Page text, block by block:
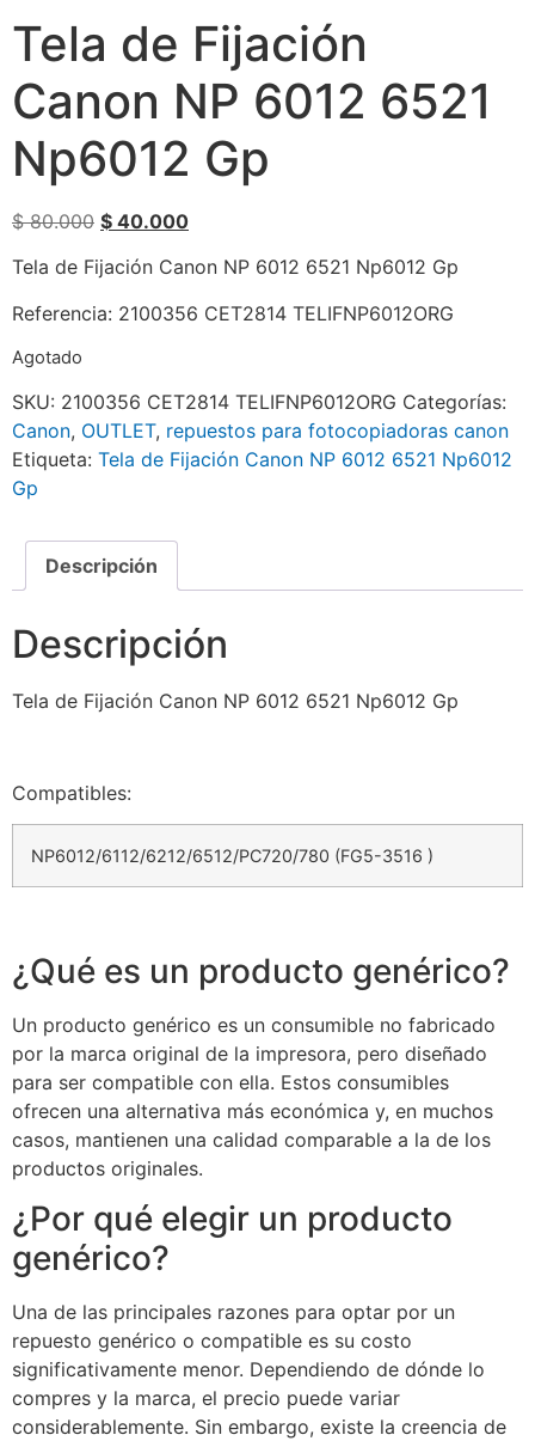
Tela de Fijación
Canon NP 6012 6521
Np6012 Gp
$80.000 $ 40.000
Tela de Fijación Canon NP 6012 6521 Np6012 Gp
Referencia: 2100356 CET2814 TELIFNP6012ORG
Agotado
SKU: 2100356 CET2814 TELIFNP6012ORG Categorías:
Canon, OUTLET, repuestos para fotocopiadoras canon
Etiqueta: Tela de Fijación Canon NP 6012 6521 Np6012
Gp
Descripción
Descripción
Tela de Fijación Canon NP 6012 6521 Np6012 Gp
Compatibles:
NP6012/6112/6212/6512/PC720/780 (FG5-3516 )
¿Qué es un producto genérico?
Un producto genérico es un consumible no fabricado
por la marca original de la impresora, pero diseñado
para ser compatible con ella. Estos consumibles
ofrecen una alternativa más económica y, en muchos
casos, mantienen una calidad comparable a la de los
productos originales.
¿Por qué elegir un producto
genérico?
Una de las principales razones para optar por un
repuesto genérico o compatible es su costo
significativamente menor. Dependiendo de dónde lo
compres y la marca, el precio puede variar
considerablemente. Sin embargo, existe la creencia de